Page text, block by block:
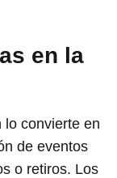
en la
lo convierte en
de eventos
o retiros. Los